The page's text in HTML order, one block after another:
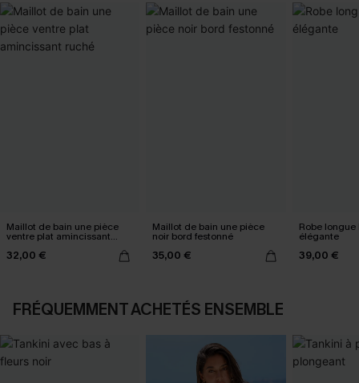
Maillot de bain une pièce
ventre plat amincissant
32,00 €
Maillot de bain une pièce
noir bord festonné
35,00 €
Robe
élégante
39,00 €
FRÉQUEMMENT ACHETÉS ENSEMBLE